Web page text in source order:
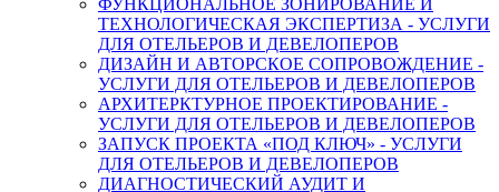
ФУНКЦИОНАЛЬНОЕ ЗОНИРОВАНИЕ И
ТЕХНОЛОГИЧЕСКАЯ ЭКСПЕРТИЗА - УСЛУГИ
ДЛЯ ОТЕЛЬЕРОВ И ДЕВЕЛОПЕРОВ
ДИЗАЙН И АВТОРСКОЕ СОПРОВОЖДЕНИЕ -
УСЛУГИ ДЛЯ ОТЕЛЬЕРОВ И ДЕВЕЛОПЕРОВ
АРХИТЕРКТУРНОЕ ПРОЕКТИРОВАНИЕ -
УСЛУГИ ДЛЯ ОТЕЛЬЕРОВ И ДЕВЕЛОПЕРОВ
ЗАПУСК ПРОЕКТА «ПОД КЛЮЧ» - УСЛУГИ
ДЛЯ ОТЕЛЬЕРОВ И ДЕВЕЛОПЕРОВ
ДИАГНОСТИЧЕСКИЙ АУДИТ И